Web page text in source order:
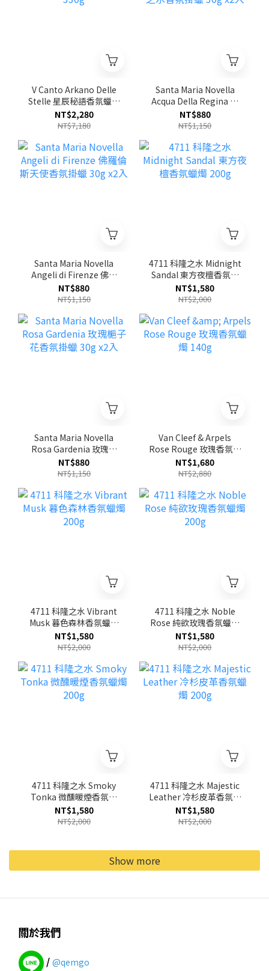
V Canto Arkano Delle
Stelle 星辰秘語香氛蠟燭
330g
NT$2,280
NT$7,180
Santa Maria Novella
Acqua Della Regina 皇
后之水香氛掛蠟 30g x2
入
NT$880
NT$1,150
Santa Maria Novella
Angeli di Firenze 佛羅
倫斯天使香氛掛蠟 30g
x2入
NT$880
NT$1,150
4711 科隆之水 Midnight
Sandal 東方夜檀香氛蠟
燭 200g
NT$1,580
NT$2,000
Santa Maria Novella
Rosa Gardenia 玫瑰梔
子花香氛掛蠟 30g x2入
NT$880
NT$1,150
Van Cleef & Arpels
Rose Rouge 玫瑰香氛蠟
燭 140g
NT$1,680
NT$2,880
4711 科隆之水 Vibrant
Musk 暮色森林香氛蠟燭
200g
NT$1,580
NT$2,000
4711 科隆之水 Noble
Rose 純欲玫瑰香氛蠟燭
200g
NT$1,580
NT$2,000
4711 科隆之水 Smoky
Tonka 微醺暖煙香氛蠟
燭 200g
NT$1,580
NT$2,000
4711 科隆之水 Majestic
Leather 冷杉皮革香氛蠟
燭 200g
NT$1,580
NT$2,000
Show more
關於我們
/ @qemgo